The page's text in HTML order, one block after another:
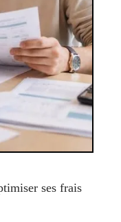
ses frais